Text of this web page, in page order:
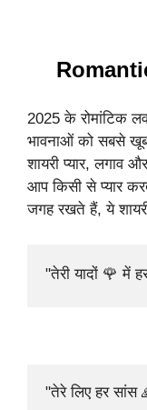
2025 के रोमांटिक
भावनाओं को सबसे
शायरी प्यार, लगाव
आप किसी से प्यार
जगह रखते हैं, ये
"तेरी यादों 🌹 में
"तेरे लिए हर सांस